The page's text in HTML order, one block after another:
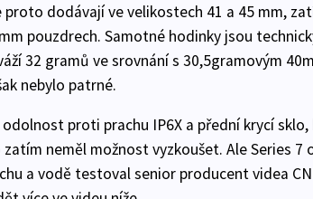
proto dodávají ve velikostech 41 a 45 mm,
pouzdrech. Samotné hodinky jsou
32 gramů ve srovnání s 30,5gramovým
nebylo patrné.
proti prachu IP6X a přední krycí sklo,
neměl možnost vyzkoušet. Ale Series 7
a vodě testoval senior producent videa